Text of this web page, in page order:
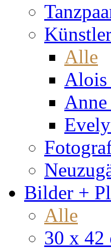
Alle
Alois
Bilder +
Alle
30 x 42